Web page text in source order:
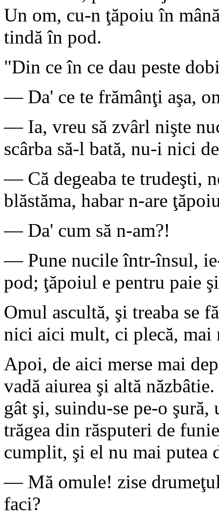
Un om, cu-n ţăpoiu în
tindă în pod.
"Din ce în ce dau peste
— Da' ce te frămânţi aşa,
— Ia, vreu să zvârl nişte
scârba să-l bată, nu-i nici
— Că degeaba te trudeşti,
blăstăma, habar n-are
— Da' cum să n-am?!
— Pune nucile într-însul,
pod; ţăpoiul e pentru paie
Omul ascultă, şi treaba se
nici aici mult, ci plecă, mai
Apoi, de aici merse mai
vadă aiurea şi altă
gât şi, suindu-se pe-o şură,
trăgea din răsputeri de
cumplit, şi el nu mai putea
— Mă omule! zise
faci?